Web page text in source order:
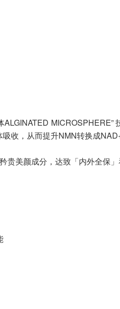
ALGINATED
收，从而提升NMN转换成
贵美颜成分，达致「内外全保」